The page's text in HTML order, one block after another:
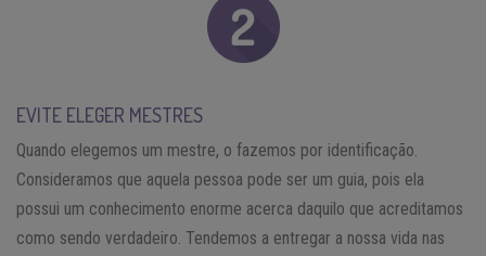
EVITE ELEGER MESTRES
Quando elegemos um mestre, o fazemos por identificação.
Consideramos que aquela pessoa pode ser um guia, pois ela
possui um conhecimento enorme acerca daquilo que acreditamos
como sendo verdadeiro. Tendemos a entregar a nossa vida nas